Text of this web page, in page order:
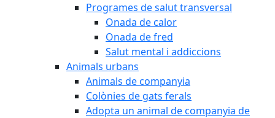
Programes de salut transversal
Onada de calor
Onada de fred
Salut mental i addiccions
Animals urbans
Animals de companyia
Colònies de gats ferals
Adopta un animal de companyia de